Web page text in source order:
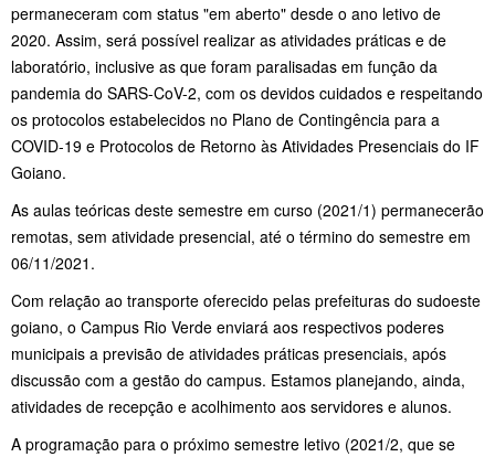
permaneceram com status "em aberto" desde o ano letivo de
2020. Assim, será possível realizar as atividades práticas e de
laboratório, inclusive as que foram paralisadas em função da
pandemia do SARS-CoV-2, com os devidos cuidados e respeitando
os protocolos estabelecidos no Plano de Contingência para a
COVID-19 e Protocolos de Retorno às Atividades Presenciais do IF
Goiano.
As aulas teóricas deste semestre em curso (2021/1) permanecerão
remotas, sem atividade presencial, até o término do semestre em
06/11/2021.
Com relação ao transporte oferecido pelas prefeituras do sudoeste
goiano, o Campus Rio Verde enviará aos respectivos poderes
municipais a previsão de atividades práticas presenciais, após
discussão com a gestão do campus. Estamos planejando, ainda,
atividades de recepção e acolhimento aos servidores e alunos.
A programação para o próximo semestre letivo (2021/2, que se